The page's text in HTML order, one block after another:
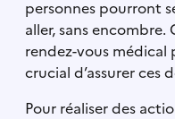
personnes pourront
aller, sans encombre.
rendez-vous médical
crucial d’assurer ces
Pour réaliser des